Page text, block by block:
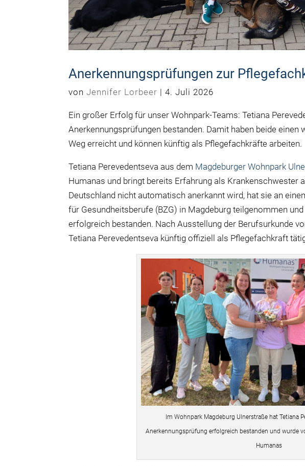
Anerkennungsprüfungen zur
vonJennifer Lorbeer |4. Juli 2026
Ein großer Erfolg für unser Wohnpark-Teams: Tetiana
Anerkennungsprüfungen bestanden. Damit haben beide
Weg erreicht und können künftig als Pflegefachkräfte arbeiten.
Tetiana Perevedentseva aus dem Magdeburger Wohnpark
Humanas und bringt bereits Erfahrung als Krankenschwester
Deutschland nicht automatisch anerkannt wird, hat sie an
für Gesundheitsberufe (BZG) in Magdeburg teilgenommen
erfolgreich bestanden. Nach Ausstellung der Berufsurkunde
Tetiana Perevedentseva künftig offiziell als Pflegefachkraft
Im Wohnpark Magdeburg Ulnerstraße hat Tetiana
Anerkennungsprüfung erfolgreich bestanden und wurde
Humanas